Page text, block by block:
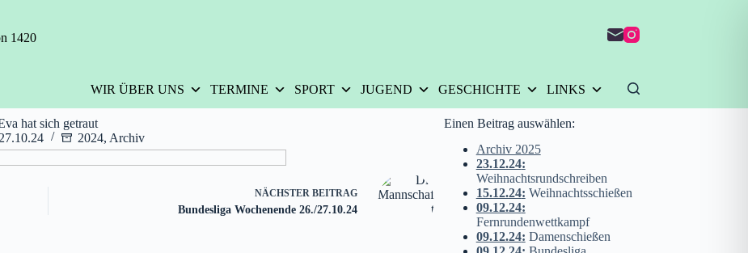
1420
WIR ÜBER UNS TERMINE SPORT JUGEND GESCHICHTE LINKS
hat sich getraut
27.10.24
2024, Archiv
NÄCHSTER BEITRAG
Bundesliga Wochenende 26./27.10.24
Einen Beitrag auswählen:
Archiv 2025
23.12.24:
Weihnachtsrundschreiben
15.12.24: Weihnachtsschießen
09.12.24:
Fernrundenwettkampf
09.12.24: Damenschießen